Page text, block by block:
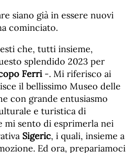
siano già in essere nuovi
cominciato.
che, tutti insieme,
splendido 2023 per
Ferri-. Mi riferisco ai
il bellissimo Museo delle
con grande entusiasmo
e turistica di
mi sento di esprimerla nei
Sigeric, i quali, insieme a
Ed ora, prepariamoci